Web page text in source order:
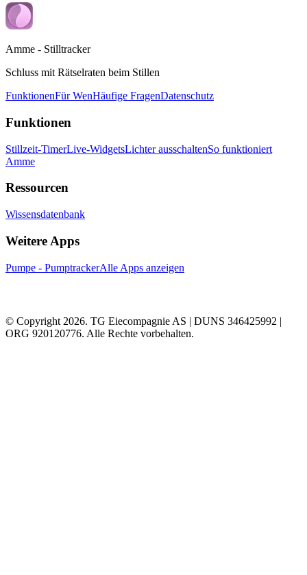
Amme - Stilltracker
Schluss mit Rätselraten beim Stillen
FunktionenFür WenHäufige FragenDatenschutz
Funktionen
Stillzeit-TimerLive-WidgetsLichter ausschaltenSo funktioniert
Amme
Ressourcen
Wissensdatenbank
Weitere Apps
Pumpe - PumptrackerAlle Apps anzeigen
© Copyright 2026. TG Eiecompagnie AS | DUNS 346425992 |
ORG 920120776. Alle Rechte vorbehalten.